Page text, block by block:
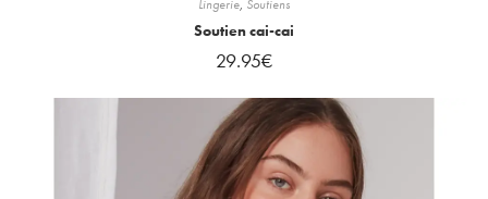
Lingerie, Soutiens
Soutien cai-cai
29.95€